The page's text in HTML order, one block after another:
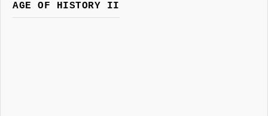
AGE OF HISTORY II